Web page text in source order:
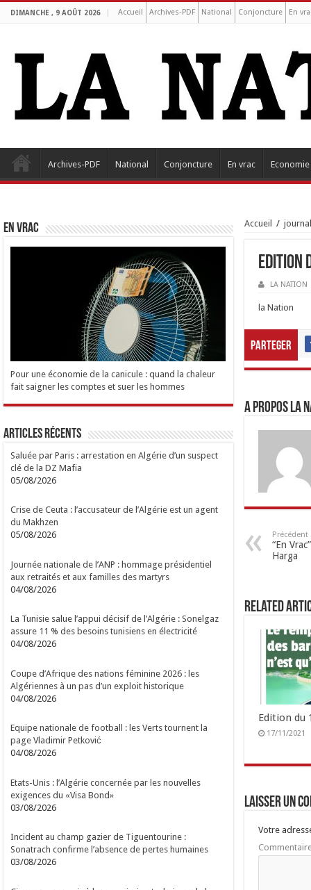
DIMANCHE , 9 AOÛT 2026 Accueil Archives-PDF National Conjoncture En
Archives-PDF National Conjoncture En vrac Economie
Accueil /
Edition
LA NATION
la Nation
Parteger
A propos LA
Précédent
“En
Harga
Related
Edition du
17/11/2021
Laisser un
Votre
EN VRAC
Pour une économie de la canicule : quand la chaleur
fait saigner les comptes et suer les hommes
Articles Récents
Saluée par Paris : arrestation en Algérie d’un suspect
clé de la DZ Mafia
05/08/2026
Crise de Ceuta : l’accusateur de l’Algérie est un agent
du Makhzen
05/08/2026
Journée nationale de l’ANP : hommage présidentiel
aux retraités et aux familles des martyrs
04/08/2026
La Tunisie salue l’appui décisif de l’Algérie : Sonelgaz
assure 11 % des besoins tunisiens en électricité
04/08/2026
Coupe d’Afrique des nations féminine 2026 : les
Algériennes à un pas d’un exploit historique
04/08/2026
Equipe nationale de football : les Verts tournent la
page Vladimir Petković
04/08/2026
Etats-Unis : l’Algérie concernée par les nouvelles
exigences du «Visa Bond»
03/08/2026
Incident au champ gazier de Tiguentourine :
Sonatrach confirme l’absence de pertes humaines
03/08/2026